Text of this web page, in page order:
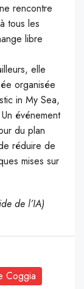
rencontre
tous les
libre
elle
organisée
in My Sea,
événement
du plan
réduire de
mises sur
de l’IA)
Coggia